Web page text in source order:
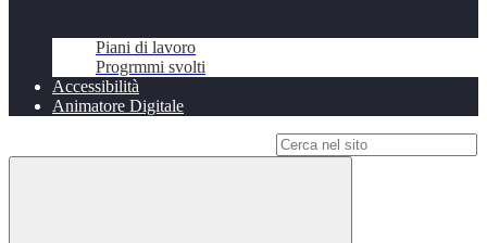
Piani di lavoro
Progrmmi svolti
Accessibilità
Animatore Digitale